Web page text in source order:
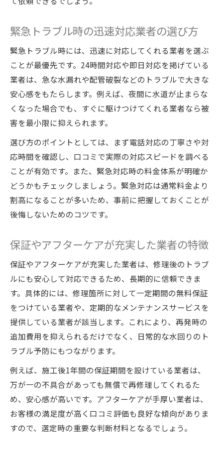
緊急トラブル時の迅速対応業者の選び方
緊急トラブル時には、迅速に対応してくれる業者を選ぶ
ことが最優先です。24時間対応や即日対応を掲げている
業者は、急な水漏れや配管破裂などのトラブルで大きな
安心感をもたらします。例えば、夜間に水道が止まらな
くなった場合でも、すぐに駆けつけてくれる業者なら被
害を最小限に抑えられます。
選び方のポイントとしては、まず電話対応の丁寧さや対
応時間を確認し、口コミで実際の対応スピードを調べる
ことが有効です。また、緊急対応時の料金体系が明確か
どうかもチェックしましょう。緊急対応は通常料金より
割高になることが多いため、事前に把握しておくことが
後悔しないためのコツです。
保証やアフターケアが充実した業者の特徴
保証やアフターケアが充実した業者は、修理後のトラブ
ルにも安心して対応できるため、長期的に信頼できま
す。具体的には、修理箇所に対して一定期間の無料保証
をつけている業者や、定期的なメンテナンスサービスを
提供している業者が該当します。これにより、再発時の
追加費用を抑えられるだけでなく、日常的な水回りのト
ラブル予防にもつながります。
例えば、施工後1年間の保証期間を設けている業者は、
万が一の不具合があっても無償で再修理してくれるた
め、安心感が高いです。アフターケアが手厚い業者は、
お客様の満足度が高く口コミ評価も良好な傾向がありま
すので、選定時の重要な判断材料となるでしょう。